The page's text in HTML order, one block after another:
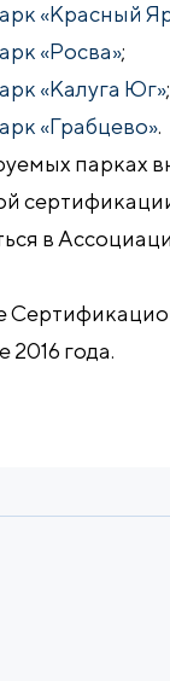
«Красный
«Росва»;
«Калуга Юг»;
«Грабцево».
парках
в
2016 года.